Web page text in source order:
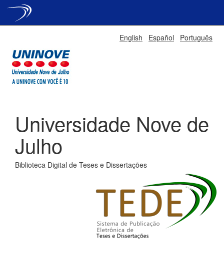
English Español Português
Universidade Nove de
Julho
Biblioteca Digital de Teses e Dissertações